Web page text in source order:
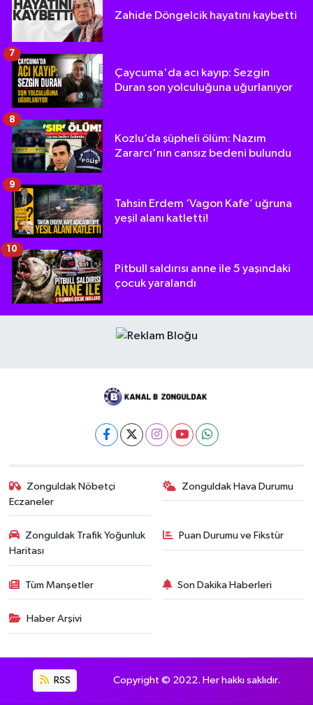
Zahide Döngelcik hayatını kaybetti
Çaycuma'da acı kayıp: Sezgin
Duran son yolculuğuna uğurlanıyor
7
Kozlu’da şüpheli ölüm: Nazım
Zararcı'nın cansız bedeni bulundu
8
Tahsin Erdem ‘Vagon Kafe’ uğruna
yeşil alanı katletti!
9
Pitbull saldırısı anne ile 5 yaşındaki
çocuk yaralandı
10
Zonguldak Nöbetçi
Eczaneler
Zonguldak Hava Durumu
Zonguldak Trafik Yoğunluk
Haritası
Puan Durumu ve Fikstür
Tüm Manşetler Son Dakika Haberleri
Haber Arşivi
RSS Copyright © 2022. Her hakkı saklıdır.